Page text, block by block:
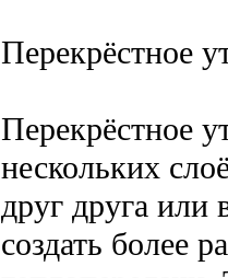
Перекрёстное
Перекрёстное
нескольких
друг друга или
создать более